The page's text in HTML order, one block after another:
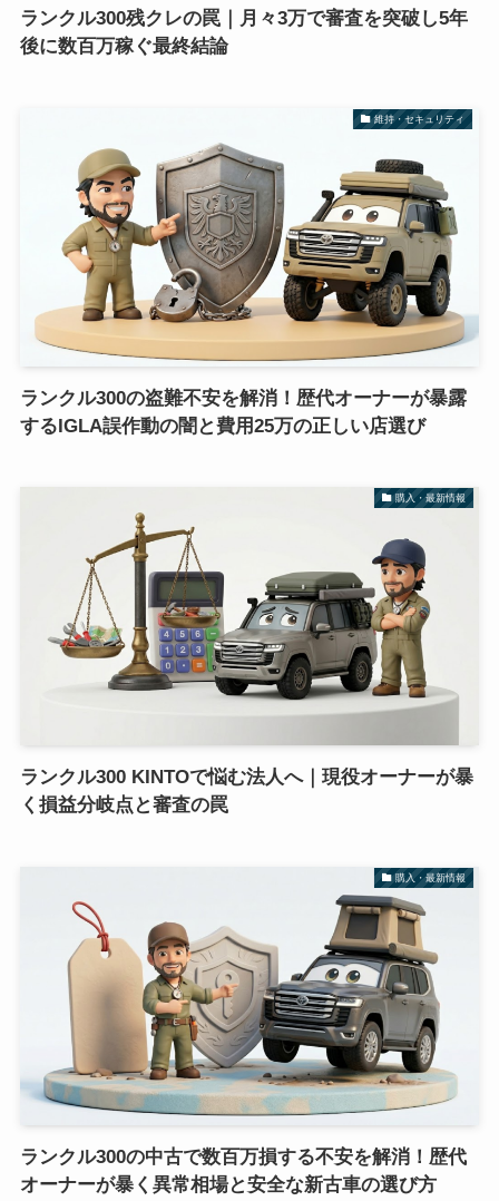
ランクル300残クレの罠｜月々3万で審査を突破し5年
後に数百万稼ぐ最終結論
維持・セキュリティ
ランクル300の盗難不安を解消！歴代オーナーが暴露
するIGLA誤作動の闇と費用25万の正しい店選び
購入・最新情報
ランクル300 KINTOで悩む法人へ｜現役オーナーが暴
く損益分岐点と審査の罠
購入・最新情報
ランクル300の中古で数百万損する不安を解消！歴代
オーナーが暴く異常相場と安全な新古車の選び方